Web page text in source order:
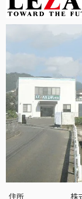
住所
株